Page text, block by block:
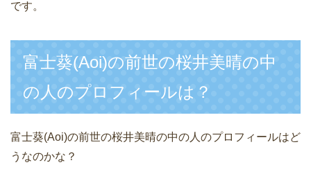
です。
富士葵(Aoi)の前世の桜井美晴の中
の人のプロフィールは？
富士葵(Aoi)の前世の桜井美晴の中の人のプロフィールはど
うなのかな？